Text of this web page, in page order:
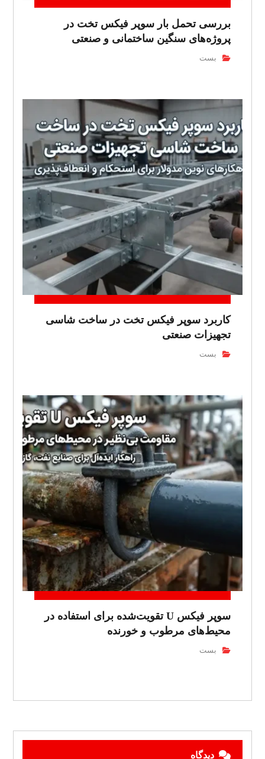
بررسی تحمل بار سوپر فیکس تخت در
پروژه‌های سنگین ساختمانی و صنعتی
بست
کاربرد سوپر فیکس تخت در ساخت شاسی
تجهیزات صنعتی
بست
سوپر فیکس U تقویت‌شده برای استفاده در
محیط‌های مرطوب و خورنده
بست
دیدگاه